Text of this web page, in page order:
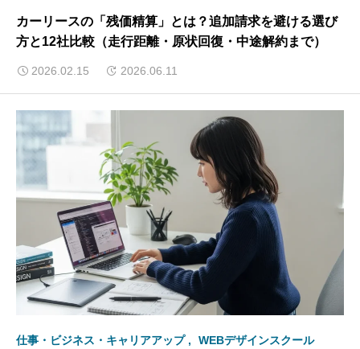
カーリースの「残価精算」とは？追加請求を避ける選び
方と12社比較（走行距離・原状回復・中途解約まで）
2026.02.15 2026.06.11
仕事・ビジネス・キャリアアップ WEBデザインスクール